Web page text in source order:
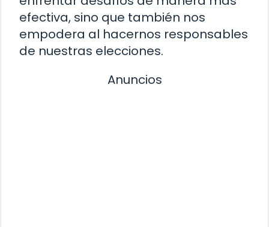
efectiva, sino que también nos
empodera al hacernos responsables
de nuestras elecciones.
Anuncios